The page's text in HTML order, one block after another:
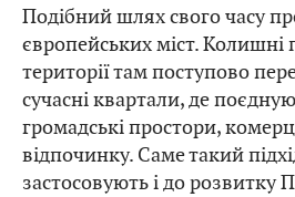
Подібний шлях свого часу
європейських міст. Колишні
території там поступово
сучасні квартали, де
громадські простори,
відпочинку. Саме такий
застосовують і до розвитку